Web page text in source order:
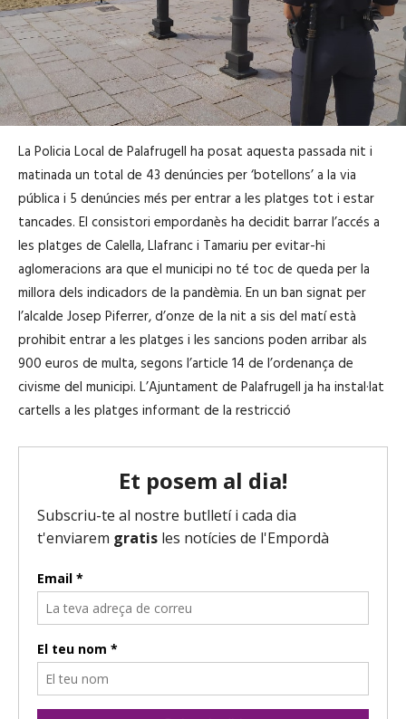
La Policia Local de Palafrugell ha posat aquesta passada nit i
matinada un total de 43 denúncies per ‘botellons’ a la via
pública i 5 denúncies més per entrar a les platges tot i estar
tancades. El consistori empordanès ha decidit barrar l’accés a
les platges de Calella, Llafranc i Tamariu per evitar-hi
aglomeracions ara que el municipi no té toc de queda per la
millora dels indicadors de la pandèmia. En un ban signat per
l’alcalde Josep Piferrer, d’onze de la nit a sis del matí està
prohibit entrar a les platges i les sancions poden arribar als
900 euros de multa, segons l’article 14 de l’ordenança de
civisme del municipi. L’Ajuntament de Palafrugell ja ha instal·lat
cartells a les platges informant de la restricció